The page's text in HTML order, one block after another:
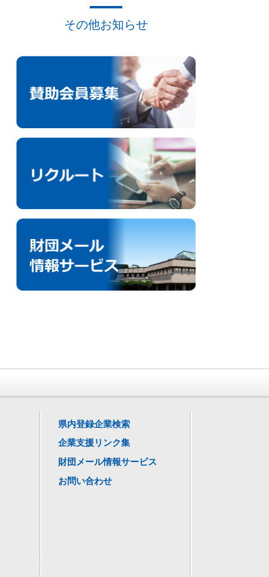
その他お知らせ
県内登録企業検索
企業支援リンク集
財団メール情報サービス
お問い合わせ